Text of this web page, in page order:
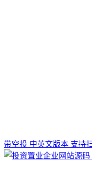
带空投 中英文版本 支持